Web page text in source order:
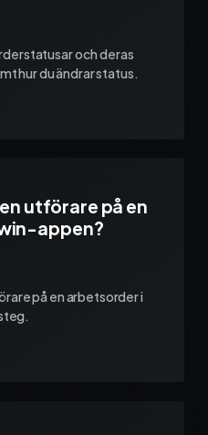
och deras
hur du ändrar status.
utförare på en
appen?
på en arbetsorder i